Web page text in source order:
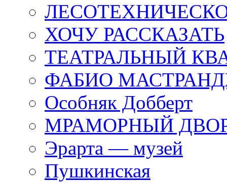
ХОЧУ РАССКАЗАТЬ
ТЕАТРАЛЬНЫЙ
ФАБИО
Особняк Добберт
МРАМОРНЫЙ
Эрарта — музей
Пушкинская